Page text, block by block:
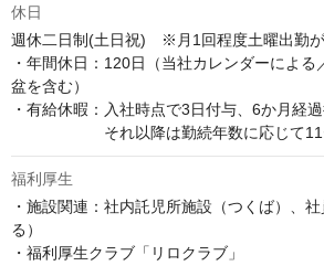
休日
週休二日制(土日祝)　※月1回程度土曜出勤が
・年間休日：120日（当社カレンダーによる
盆を含む）
・有給休暇：入社時点で3日付与、6か月経過
それ以降は勤続年数に応じて11〜
福利厚生
・施設関連：社内託児所施設（つくば）、
る）
・福利厚生クラブ「リロクラブ」